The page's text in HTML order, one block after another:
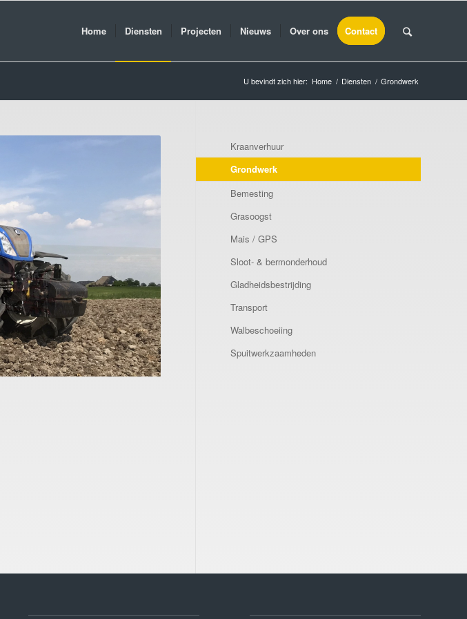
Home Diensten Projecten Nieuws Over ons Contact
U bevindt zich hier: Home / Diensten / Grondwerk
Kraanverhuur
Grondwerk
Bemesting
Grasoogst
Mais / GPS
Sloot- & bermonderhoud
Gladheidsbestrijding
Transport
Walbeschoeiing
Spuitwerkzaamheden